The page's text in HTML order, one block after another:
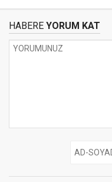
HABERE YORUM KAT